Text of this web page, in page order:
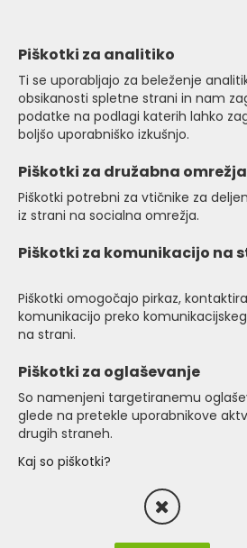
Domov PULOVERJI Puloverji
Piškotki za analitiko
Ti se uporabljajo za beleženje
obsikanosti spletne strani in nam
podatke na podlagi katerih lahko
boljšo uporabniško izkušnjo.
Piškotki za družabna omrežja
Piškotki potrebni za vtičnike za
iz strani na socialna omrežja.
Piškotki za komunikacijo na
Piškotki omogočajo pirkaz,
komunikacijo preko
na strani.
Piškotki za oglaševanje
So namenjeni targetiranemu
glede na pretekle uporabnikove
drugih straneh.
Kaj so piškotki?